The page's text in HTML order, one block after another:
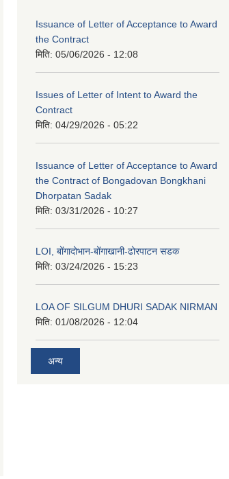
Issuance of Letter of Acceptance to Award
the Contract
मिति: 05/06/2026 - 12:08
Issues of Letter of Intent to Award the
Contract
मिति: 04/29/2026 - 05:22
Issuance of Letter of Acceptance to Award
the Contract of Bongadovan Bongkhani
Dhorpatan Sadak
मिति: 03/31/2026 - 10:27
LOI, बोंगादोभान-बोंगाखानी-ढोरपाटन सडक
मिति: 03/24/2026 - 15:23
LOA OF SILGUM DHURI SADAK NIRMAN
मिति: 01/08/2026 - 12:04
अन्य